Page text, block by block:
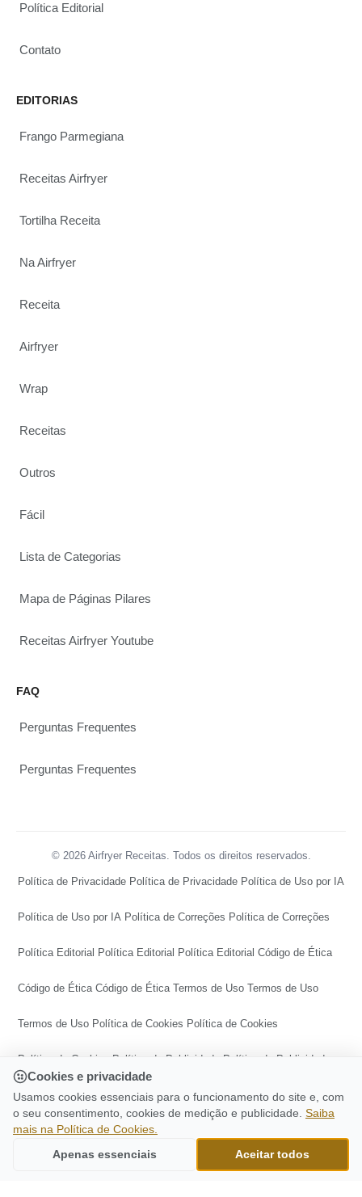
Política Editorial
Contato
EDITORIAS
Frango Parmegiana
Receitas Airfryer
Tortilha Receita
Na Airfryer
Receita
Airfryer
Wrap
Receitas
Outros
Fácil
Lista de Categorias
Mapa de Páginas Pilares
Receitas Airfryer Youtube
FAQ
Perguntas Frequentes
Perguntas Frequentes
© 2026 Airfryer Receitas. Todos os direitos reservados.
Política de Privacidade Política de Privacidade Política de Uso por IA
Política de Uso por IA Política de Correções Política de Correções
Política Editorial Política Editorial Política Editorial Código de Ética
Código de Ética Código de Ética Termos de Uso Termos de Uso
Termos de Uso Política de Cookies Política de Cookies
Política de Cookies Política de Publicidade Política de Publicidade
Política de Publicidade Central de Transparência
Central de Transparência Central de Transparência
Ir para o topo
Cookies e privacidade
Usamos cookies essenciais para o funcionamento do site e, com
o seu consentimento, cookies de medição e publicidade. Saiba
mais na Política de Cookies.
Apenas essenciais Aceitar todos
CONTINUE LENDO
Bolo De Churros Na Airfryer: Receita
Deliciosa, Aprenda Agora